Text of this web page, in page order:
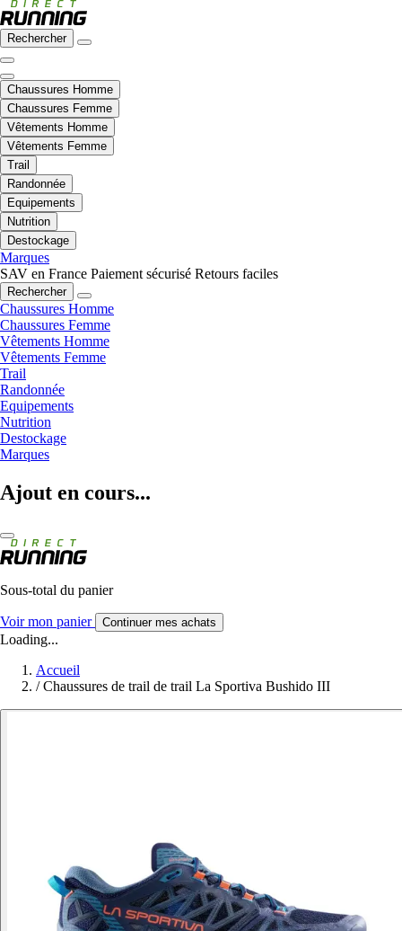
Rechercher
Chaussures Homme
Chaussures Femme
Vêtements Homme
Vêtements Femme
Trail
Randonnée
Equipements
Nutrition
Destockage
Marques
SAV en France Paiement sécurisé Retours faciles
Rechercher
Chaussures Homme
Chaussures Femme
Vêtements Homme
Vêtements Femme
Trail
Randonnée
Equipements
Nutrition
Destockage
Marques
Ajout en cours...
Sous-total du panier
Voir mon panier Continuer mes achats
Loading...
Accueil
/ Chaussures de trail de trail La Sportiva Bushido III